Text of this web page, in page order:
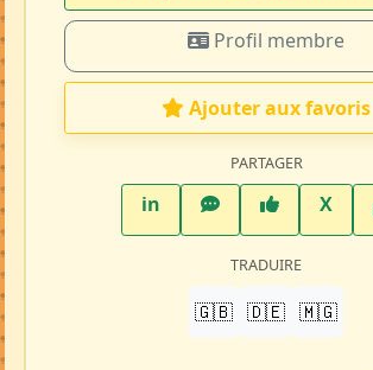
Profil membre
Ajouter aux favoris
PARTAGER
inLinkedInWhatsAppFacebook
X
TRADUIRE
🇬🇧 🇩🇪 🇲🇬